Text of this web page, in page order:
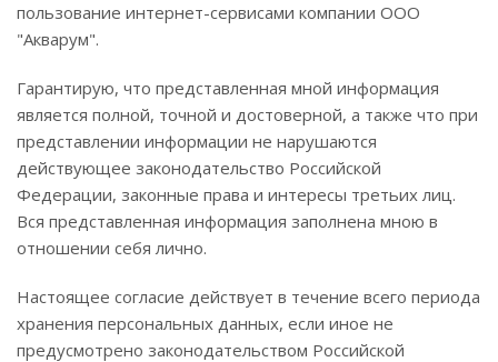
пользование интернет-сервисами компании ООО
"Акварум".
Гарантирую, что представленная мной информация
является полной, точной и достоверной, а также что при
представлении информации не нарушаются
действующее законодательство Российской
Федерации, законные права и интересы третьих лиц.
Вся представленная информация заполнена мною в
отношении себя лично.
Настоящее согласие действует в течение всего периода
хранения персональных данных, если иное не
предусмотрено законодательством Российской